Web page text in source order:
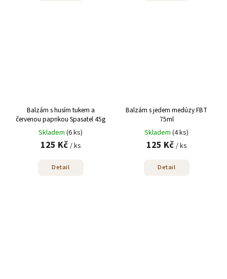
Balzám s husím tukem a
červenou paprikou Spasatel 45g
Skladem (6 ks)
125 Kč / ks
Detail
Balzám s jedem medúzy FBT
75ml
Skladem (4 ks)
125 Kč / ks
Detail